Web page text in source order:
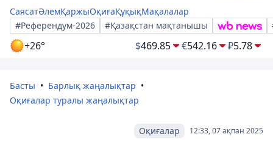
СаясатӘлемҚаржыОқиғаҚұқықМақалалар
#Референдум-2026
#Қазақстан мақтанышы
+26° $469.85 €542.16 ₽5.78
Басты
Барлық жаңалықтар
Оқиғалар туралы жаңалықтар
12:33, 07 ақпан 2025
Оқиғалар